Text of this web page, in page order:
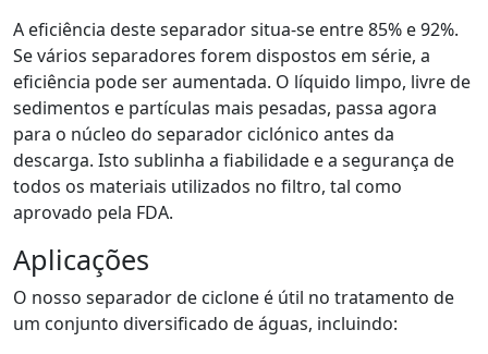
A eficiência deste separador situa-se entre 85% e 92%.
Se vários separadores forem dispostos em série, a
eficiência pode ser aumentada. O líquido limpo, livre de
sedimentos e partículas mais pesadas, passa agora
para o núcleo do separador ciclónico antes da
descarga. Isto sublinha a fiabilidade e a segurança de
todos os materiais utilizados no filtro, tal como
aprovado pela FDA.
Aplicações
O nosso separador de ciclone é útil no tratamento de
um conjunto diversificado de águas, incluindo: